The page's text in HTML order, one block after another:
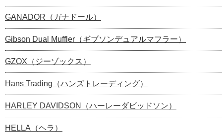
GANADOR（ガナドール）
Gibson Dual Muffler（ギブソンデュアルマフラー）
GZOX（ジーゾックス）
Hans Trading（ハンズトレーディング）
HARLEY DAVIDSON（ハーレーダビッドソン）
HELLA（ヘラ）